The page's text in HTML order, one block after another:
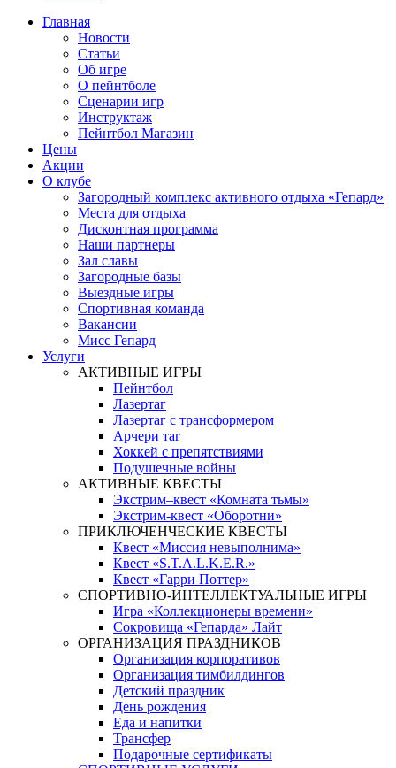
Главная
Новости
Статьи
Об игре
О пейнтболе
Сценарии игр
Инструктаж
Пейнтбол Магазин
Цены
Акции
О клубе
Загородный комплекс активного отдыха «Гепард»
Места для отдыха
Дисконтная программа
Наши партнеры
Зал славы
Загородные базы
Выездные игры
Спортивная команда
Вакансии
Мисс Гепард
Услуги
АКТИВНЫЕ ИГРЫ
Пейнтбол
Лазертаг
Лазертаг с трансформером
Арчери таг
Хоккей с препятствиями
Подушечные войны
АКТИВНЫЕ КВЕСТЫ
Экстрим–квест «Комната тьмы»
Экстрим-квест «Оборотни»
ПРИКЛЮЧЕНЧЕСКИЕ КВЕСТЫ
Квест «Миссия невыполнима»
Квест «S.T.A.L.K.E.R.»
Квест «Гарри Поттер»
СПОРТИВНО-ИНТЕЛЛЕКТУАЛЬНЫЕ ИГРЫ
Игра «Коллекционеры времени»
Сокровища «Гепарда» Лайт
ОРГАНИЗАЦИЯ ПРАЗДНИКОВ
Организация корпоративов
Организация тимбилдингов
Детский праздник
День рождения
Еда и напитки
Трансфер
Подарочные сертификаты